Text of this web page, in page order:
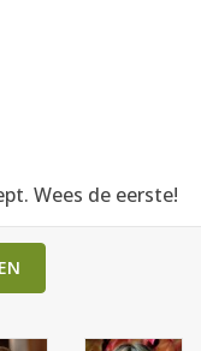
Wees de eerste!